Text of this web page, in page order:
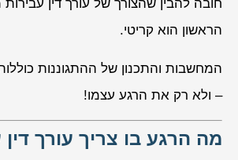
חובה להבין שהצורך של עורך דין
הראשון הוא קריטי.
המחשבות והתכנון של ההתגוננות
– ולא רק את הרגע עצמו!
מה הרגע בו צריך עורך דין